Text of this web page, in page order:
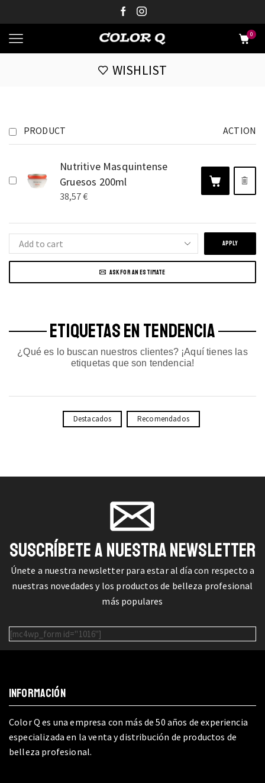
0
WISHLIST
PRODUCT ACTION
Nutritive Masquintense
Gruesos 200ml
38,57€
APPLY
ASK FOR AN ESTIMATE
ETIQUETAS EN TENDENCIA
¿Qué es lo buscan nuestros clientes? ¡Aquí tienes las
etiquetas que son tendencia!
Destacados Recomendados
SUSCRÍBETE A NUESTRA NEWSLETTER
Únete a nuestra newsletter para estar al día con respecto a
nuestras novedades y los productos de belleza profesional
más populares
[mc4wp_form id="1016"]
INFORMACIÓN
Color Q es una empresa con más de 50 años de experiencia
especializada en la venta y distribución de productos de
belleza profesional.